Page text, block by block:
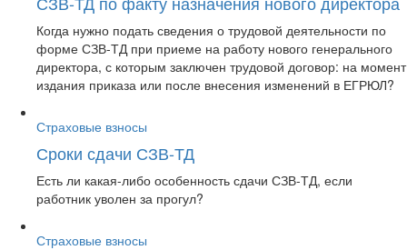
Когда нужно подать сведения о трудовой деятельности по
форме СЗВ-ТД при приеме на работу нового генерального
директора, с которым заключен трудовой договор: на момент
издания приказа или после внесения изменений в ЕГРЮЛ?
Страховые взносы
Сроки сдачи СЗВ-ТД
Есть ли какая-либо особенность сдачи СЗВ-ТД, если
работник уволен за прогул?
Страховые взносы